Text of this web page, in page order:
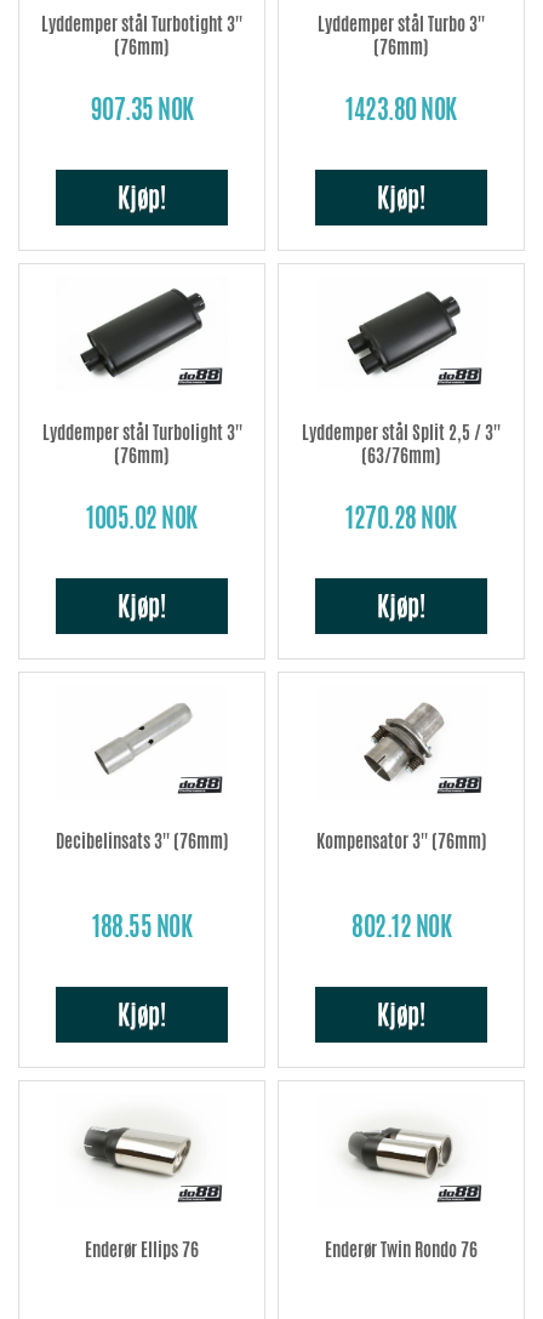
Lyddemper stål Turbotight 3''
(76mm)
907.35 NOK
Kjøp!
Lyddemper stål Turbo 3''
(76mm)
1423.80 NOK
Kjøp!
Lyddemper stål Turbolight 3''
(76mm)
1005.02 NOK
Kjøp!
Lyddemper stål Split 2,5 / 3''
(63/76mm)
1270.28 NOK
Kjøp!
Decibelinsats 3'' (76mm)
188.55 NOK
Kjøp!
Kompensator 3'' (76mm)
802.12 NOK
Kjøp!
Enderør Ellips 76 Enderør Twin Rondo 76